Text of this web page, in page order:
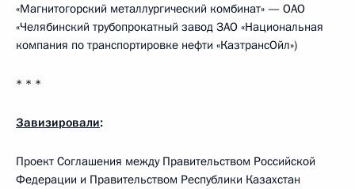
«Магнитогорский металлургический комбинат» — ОАО
«Челябинский трубопрокатный завод ЗАО «Национальная
компания по транспортировке нефти «КазтрансОйл»)
* * *
Завизировали:
Проект Соглашения между Правительством Российской
Федерации и Правительством Республики Казахстан